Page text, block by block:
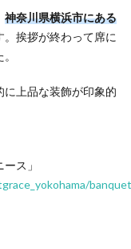
神奈川県横浜市にある
。挨拶が終わって席に
上品な装飾が印象的
ス」